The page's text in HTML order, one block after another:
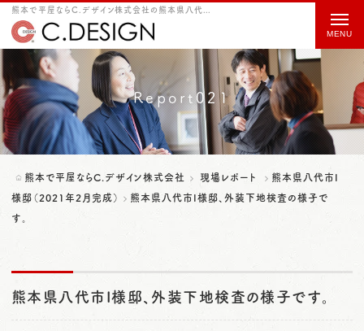
熊本で平屋ならC.デザイン株式会社の熊本県八代市I様邸、外装下地検査の様子です。をご紹介
Report021
熊本で平屋ならC.デザイン株式会社 現場レポート
熊本県八代市I
様邸（2021年2月完成）
熊本県八代市I様邸、外装下地検査の様子で
す。
熊本県八代市I様邸、外装下地検査の様子です。
t
o
g
g
l
e
g